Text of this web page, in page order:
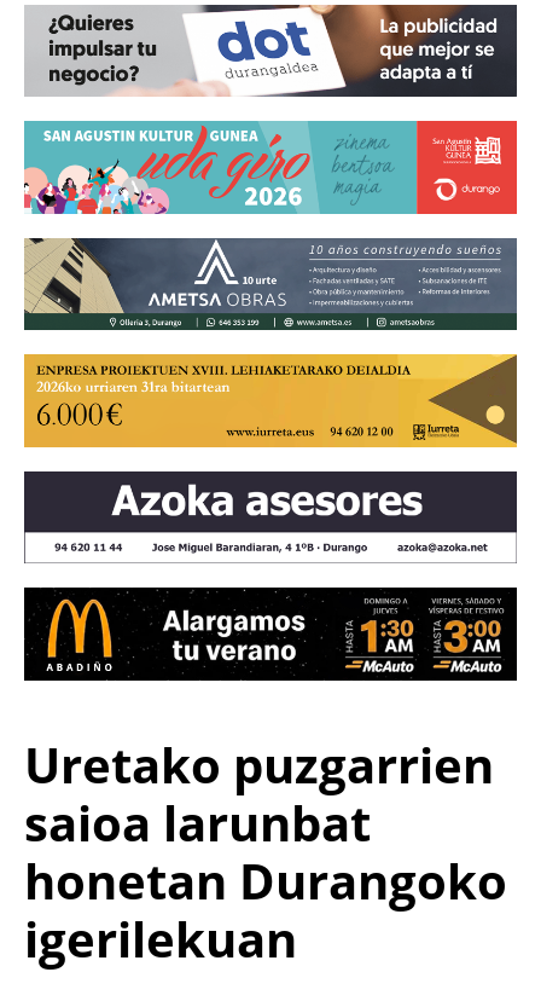
Uretako puzgarrien
saioa larunbat
honetan Durangoko
igerilekuan